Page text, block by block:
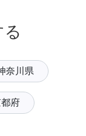
奈川県
府